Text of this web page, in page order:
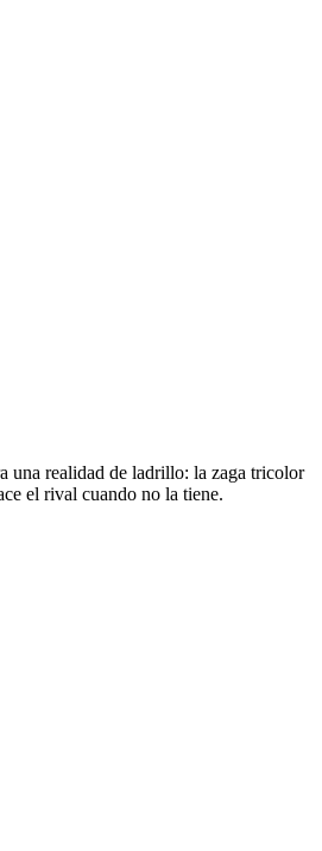
una realidad de ladrillo: la zaga tricolor
el rival cuando no la tiene.